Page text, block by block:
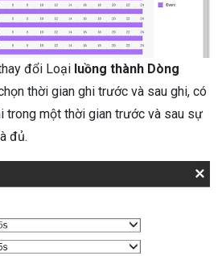
đổi Loại luồng thành Dòng
thời gian ghi trước và sau ghi, có
trong một thời gian trước và sau sự
đủ.